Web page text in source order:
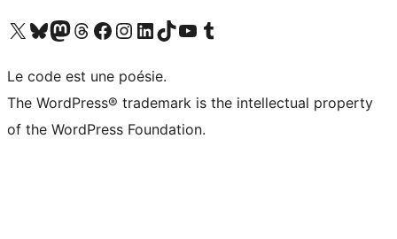
Visitez notre compte X (précédemment Twitter)
Visiter notre compte Bluesky
Visiter notre compte Mastodon
Visiter notre compte Threads
Consulter notre compte Facebook
Consulter notre compte Instagram
Consulter notre compte LinkedIn
Visiter notre compte TokTok
Visiter notre chaîne YouTube
Visiter notre compte Tumblr
Le code est une poésie.
The WordPress® trademark is the intellectual property
of the WordPress Foundation.